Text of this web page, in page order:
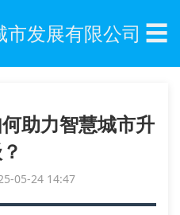
发展有限公司 ☰
助力智慧城市升
05-24 14:47